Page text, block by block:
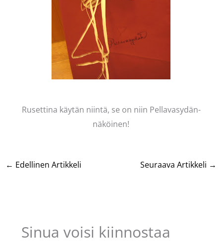
Rusettina käytän niintä, se on niin Pellavasydän-
näköinen!
← Edellinen Artikkeli Seuraava Artikkeli →
Sinua voisi kiinnostaa